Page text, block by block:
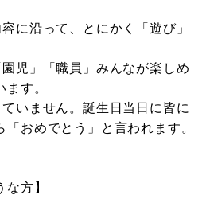
に沿って、とにかく「遊び」
児」「職員」みんなが楽しめ
す。
いません。誕生日当日に皆に
おめでとう」と言われます。
な方】